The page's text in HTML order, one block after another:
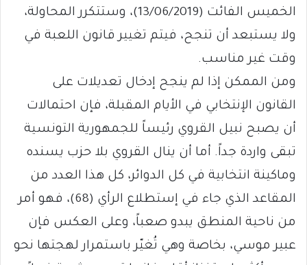
الخميس الفائت (13/06/2019)، وستتكرر المحاولة،
ولا يستبعد أن تنجح، فيتم تغيير قانون اللعبة في
وقت غير مناسب.
ومن الممكن إذا لم ينجح إدخال تعديلات على
القانون الإنتخابي في الأيام المقبلة، فإن احتمالات
أن يصبح نبيل القروي رئيساً للجمهورية التونسية
تبقى واردة جداً. أما أن ينال القروي بلا حزب يسنده
وماكينة انتخابية في كل الدوائر، كل هذا العدد من
المقاعد الذي جاء في إستطلاع الرأي (68)، فهو أمر
من ناحية المنطق يبدو صعباً، وعلى العكس فإن
عبير موسي، بخاصة وهي تُغيّر باستمرار لهجتها نحو